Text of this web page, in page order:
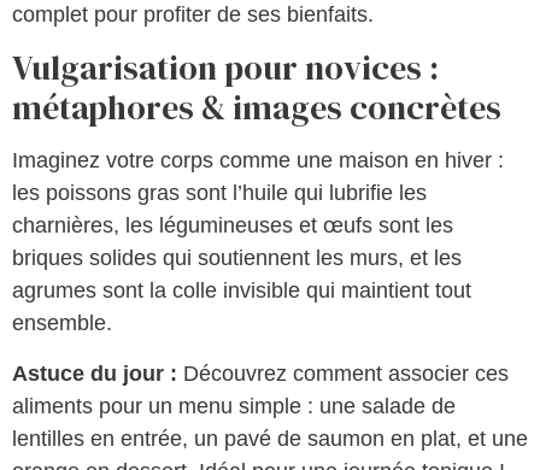
complet pour profiter de ses bienfaits.
Vulgarisation pour novices :
métaphores & images concrètes
Imaginez votre corps comme une maison en hiver :
les poissons gras sont l’huile qui lubrifie les
charnières, les légumineuses et œufs sont les
briques solides qui soutiennent les murs, et les
agrumes sont la colle invisible qui maintient tout
ensemble.
Astuce du jour : Découvrez comment associer ces
aliments pour un menu simple : une salade de
lentilles en entrée, un pavé de saumon en plat, et une